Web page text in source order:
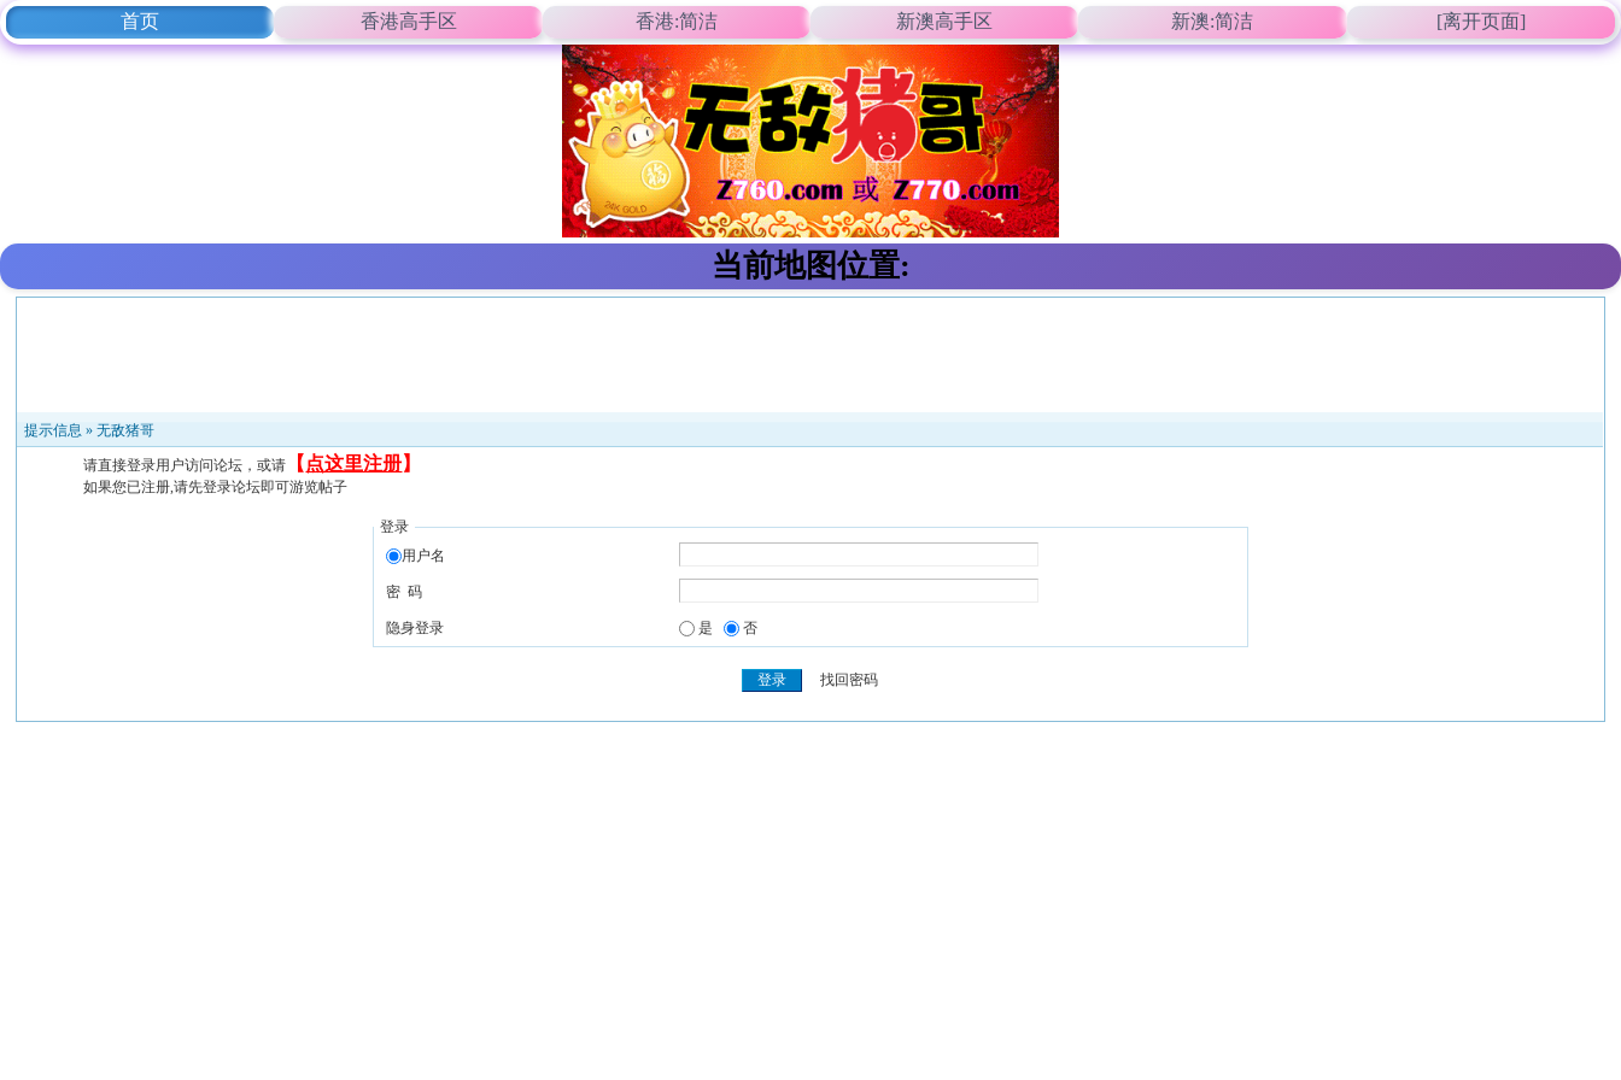
首页 香港高手区 香港:简洁 新澳高手区 新澳:简洁 [离开页面]
当前地图位置:
提示信息 »无敌猪哥
请直接登录用户访问论坛，或请 【 点这里注册】
如果您已注册,请先登录论坛即可游览帖子
登录
用户名
密 码
隐身登录 是 否
找回密码